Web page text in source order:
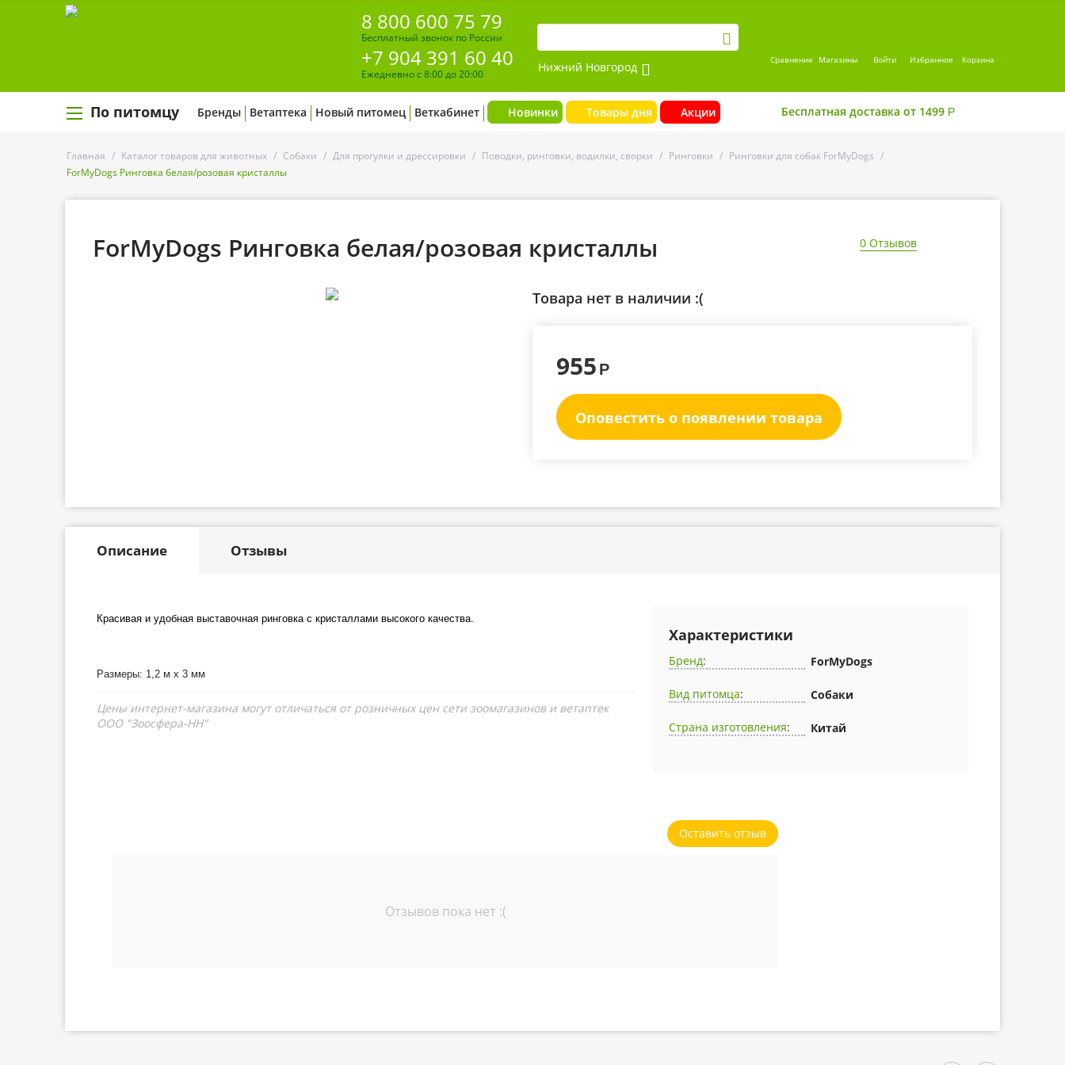
8 800 600 75 79
Бесплатный звонок по России
+7 904 391 60 40
Ежедневно с 8:00 до 20:00 Нижний Новгород Сравнение Магазины Войти Избранное Корзина
По питомцу Бренды Ветаптека Новый питомец Веткабинет Новинки Товары дня Акции Бесплатная доставка от 1499 Р
Главная / Каталог товаров для животных / Собаки / Для прогулки и дрессировки / Поводки, ринговки, водилки, сворки / Ринговки / Ринговки для собак ForMyDogs /
ForMyDogs Ринговка белая/розовая кристаллы
ForMyDogs Ринговка белая/розовая кристаллы 0 Отзывов
Товара нет в наличии :(
955 Р
Оповестить о появлении товара
Описание Отзывы
Красивая и удобная выставочная ринговка с кристаллами высокого качества.
Размеры: 1,2 м х 3 мм
Цены интернет-магазина могут отличаться от розничных цен сети зоомагазинов и ветаптек
ООО "Зоосфера-НН"
Характеристики
Бренд: ForMyDogs
Вид питомца: Собаки
Страна изготовления: Китай
Оставить отзыв
Отзывов пока нет :(